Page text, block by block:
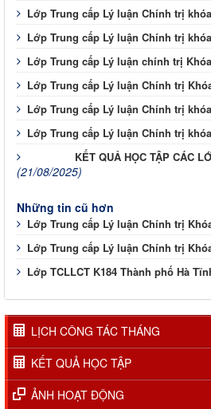
Lớp Trung cấp Lý luận Chính trị
Lớp Trung cấp Lý luận Chính trị
Lớp Trung cấp Lý luận chính trị
Lớp Trung cấp Lý luận Chính trị
Lớp Trung cấp Lý luận Chính trị
Lớp Trung cấp Lý luận Chính trị
KẾT QUẢ HỌC TẬP CÁC
(21/08/2025)
Những tin cũ hơn
Lớp Trung cấp Lý luận Chính trị
Lớp Trung cấp Lý luận Chính trị
Lớp TCLLCT K184 Thành phố Hà
LỊCH CÔNG TÁC THÁNG
KẾT QUẢ HỌC TẬP
ẢNH HOẠT ĐỘNG